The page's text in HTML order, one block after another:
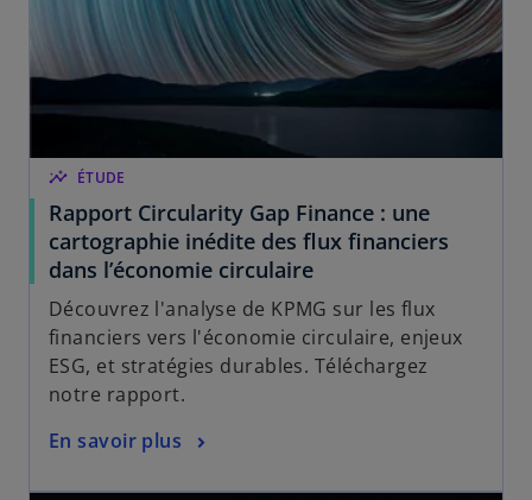
insights ÉTUDE
Rapport Circularity Gap Finance : une
cartographie inédite des flux financiers
dans l’économie circulaire
Découvrez l'analyse de KPMG sur les flux
financiers vers l'économie circulaire, enjeux
ESG, et stratégies durables. Téléchargez
notre rapport.
En savoir plus